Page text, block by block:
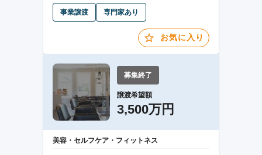
事業譲渡 専門家あり
お気に入り
募集終了
譲渡希望額
3,500万円
美容・セルフケア・フィットネス